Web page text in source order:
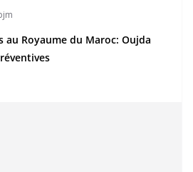
au Royaume du Maroc: Oujda